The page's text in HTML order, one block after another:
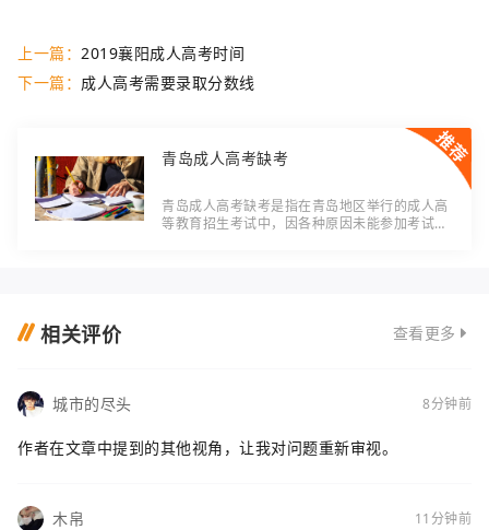
上一篇： 2019襄阳成人高考时间
下一篇： 成人高考需要录取分数线
青岛成人高考缺考
青岛成人高考缺考是指在青岛地区举行的成人高
等教育招生考试中，因各种原因未能参加考试的
相关评价 查看更多
城市的尽头 8分钟前
作者在文章中提到的其他视角，让我对问题重新审视。
木帛 11分钟前